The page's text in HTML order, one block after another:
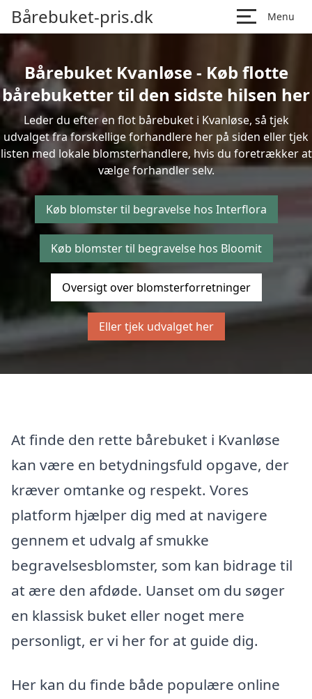
Bårebuket-pris.dk Menu
Bårebuket Kvanløse - Køb flotte
bårebuketter til den sidste hilsen her
Leder du efter en flot bårebuket i Kvanløse, så tjek
udvalget fra forskellige forhandlere her på siden eller tjek
listen med lokale blomsterhandlere, hvis du foretrækker at
vælge forhandler selv.
Køb blomster til begravelse hos Interflora
Køb blomster til begravelse hos Bloomit
Oversigt over blomsterforretninger
Eller tjek udvalget her
At finde den rette bårebuket i Kvanløse
kan være en betydningsfuld opgave, der
kræver omtanke og respekt. Vores
platform hjælper dig med at navigere
gennem et udvalg af smukke
begravelsesblomster, som kan bidrage til
at ære den afdøde. Uanset om du søger
en klassisk buket eller noget mere
personligt, er vi her for at guide dig.
Her kan du finde både populære online